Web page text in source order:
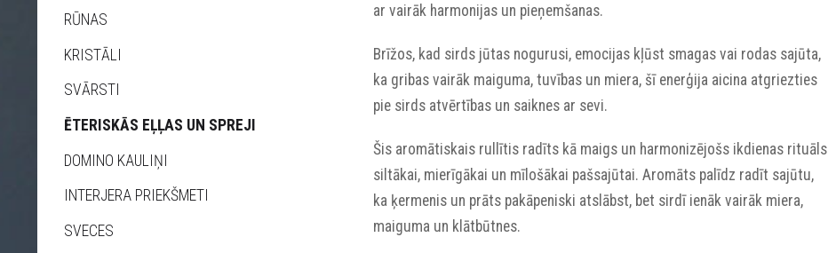
RŪNAS
KRISTĀLI
SVĀRSTI
ĒTERISKĀS EĻĻAS UN SPREJI
DOMINO KAULIŅI
INTERJERA PRIEKŠMETI
SVECES
ar vairāk harmonijas un pieņemšanas.
Brīžos, kad sirds jūtas nogurusi, emocijas kļūst smagas vai rodas sajūta,
ka gribas vairāk maiguma, tuvības un miera, šī enerģija aicina atgriezties
pie sirds atvērtības un saiknes ar sevi.
Šis aromātiskais rullītis radīts kā maigs un harmonizējošs ikdienas rituāls
siltākai, mierīgākai un mīlošākai pašsajūtai. Aromāts palīdz radīt sajūtu,
ka ķermenis un prāts pakāpeniski atslābst, bet sirdī ienāk vairāk miera,
maiguma un klātbūtnes.